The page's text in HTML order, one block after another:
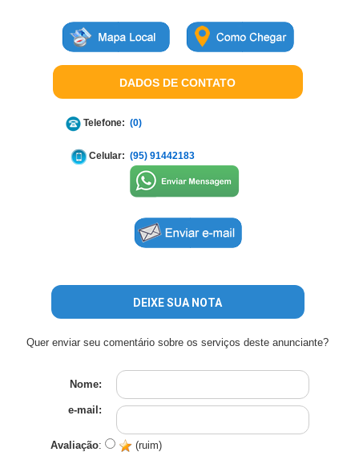
DADOS DE CONTATO
Telefone: (0)
Celular: (95) 91442183
DEIXE SUA NOTA
Quer enviar seu comentário sobre os serviços deste anunciante?
Nome:
e-mail:
Avaliação:
(ruim)